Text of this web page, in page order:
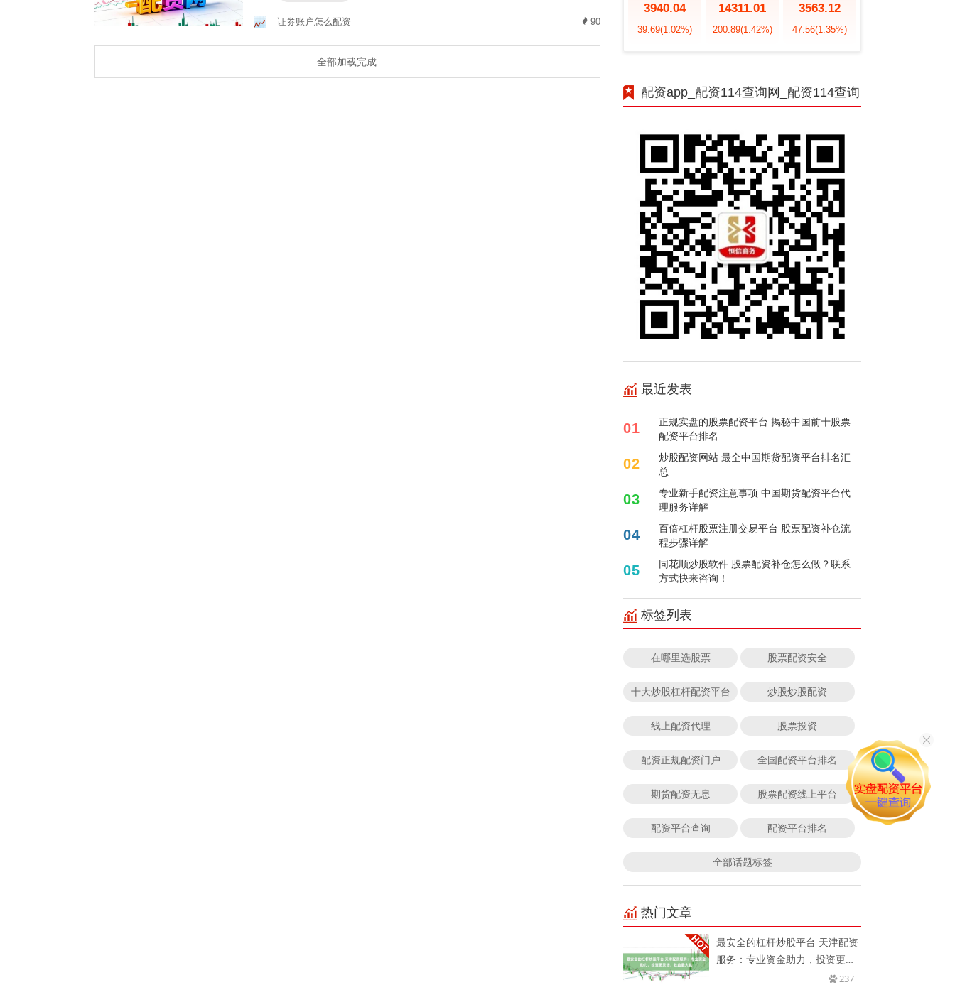
证券账户怎么配资 90
全部加载完成
3940.04
39.69(1.02%)
14311.01
200.89(1.42%)
3563.12
47.56(1.35%)
配资app_配资114查询网_配资114查询
最近发表
01
正规实盘的股票配资平台 揭秘中国前十股票
配资平台排名
02
炒股配资网站 最全中国期货配资平台排名汇
总
03
专业新手配资注意事项 中国期货配资平台代
理服务详解
04
百倍杠杆股票注册交易平台 股票配资补仓流
程步骤详解
05
同花顺炒股软件 股票配资补仓怎么做？联系
方式快来咨询！
标签列表
在哪里选股票 股票配资安全
十大炒股杠杆配资平台 炒股炒股配资
线上配资代理 股票投资
配资正规配资门户 全国配资平台排名
期货配资无息 股票配资线上平台
配资平台查询 配资平台排名
全部话题标签
热门文章
最安全的杠杆炒股平台 天津配资
服务：专业资金助力，投资更灵
237